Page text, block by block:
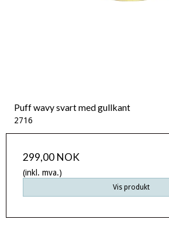
Puff wavy svart med gullkant
2716
299,00 NOK
(inkl. mva.)
Vis produkt